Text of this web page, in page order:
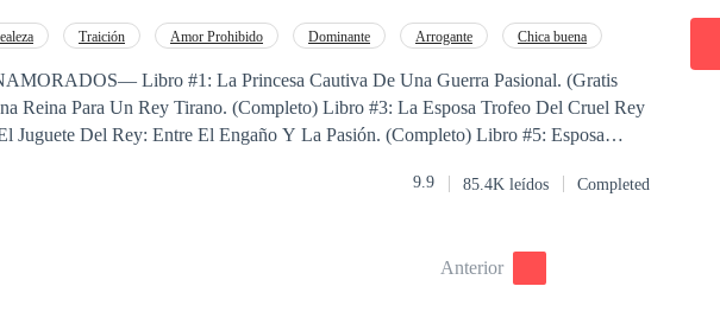
Traición Amor Prohibido Dominante Arrogante
Chica buena
Libro #1: La Princesa Cautiva De Una Guerra Pasional. (Gratis
Juguete Del Rey: Entre El Engaño Y La Pasión. (Completo) Libro #5: Esposa
La bella princesa es secuestrada y amenazada
9.9 85.4K leídos Completed
Anterior